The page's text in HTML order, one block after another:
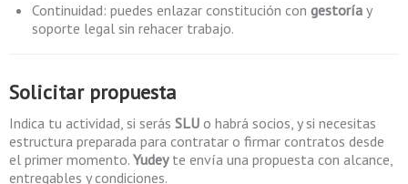
Continuidad: puedes enlazar constitución con gestoría y
soporte legal sin rehacer trabajo.
Solicitar propuesta
Indica tu actividad, si serás SLU o habrá socios, y si necesitas
estructura preparada para contratar o firmar contratos desde
el primer momento. Yudeyte envía una propuesta con alcance,
entregables y condiciones.